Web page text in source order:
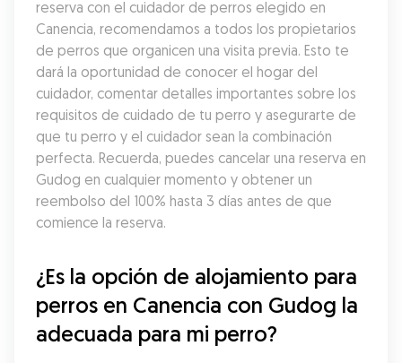
reserva con el cuidador de perros elegido en
Canencia, recomendamos a todos los propietarios
de perros que organicen una visita previa. Esto te
dará la oportunidad de conocer el hogar del
cuidador, comentar detalles importantes sobre los
requisitos de cuidado de tu perro y asegurarte de
que tu perro y el cuidador sean la combinación
perfecta. Recuerda, puedes cancelar una reserva en
Gudog en cualquier momento y obtener un
reembolso del 100% hasta 3 días antes de que
comience la reserva.
¿Es la opción de alojamiento para
perros en Canencia con Gudog la
adecuada para mi perro?